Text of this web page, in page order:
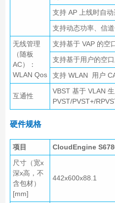
支持 AP 上线时自
支持动态功率、信
无线管理
（随板
AC）：
WLAN Qos
支持基于 VAP 的空
支持基于用户的空
支持 WLAN 用户
互通性
VBST 基于 VLAN
PVST/PVST+/
硬件规格
项目 CloudEngine
尺寸（宽x
深x高，不
含包材）
[mm]
442x600x88.1